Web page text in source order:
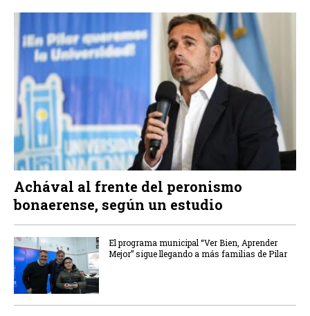
Achával al frente del peronismo
bonaerense, según un estudio
El programa municipal “Ver Bien, Aprender
Mejor” sigue llegando a más familias de Pilar